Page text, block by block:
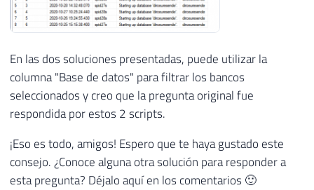
30
31
33
34
35
36
38
39
40
EXEC master.dbo.xp_readerrorlog
UPDATE #StartupDB
SET LogNumber = @Contador
WHERE LogNumber IS NULL
END
En las dos soluciones presentadas, puede utilizar la
columna "Base de datos" para filtrar los bancos
seleccionados y creo que la pregunta original fue
respondida por estos 2 scripts.
¡Eso es todo, amigos! Espero que te haya gustado este
consejo. ¿Conoce alguna otra solución para responder a
esta pregunta? Déjalo aquí en los comentarios 🙂